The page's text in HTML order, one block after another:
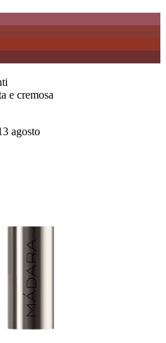
e cremosa
agosto